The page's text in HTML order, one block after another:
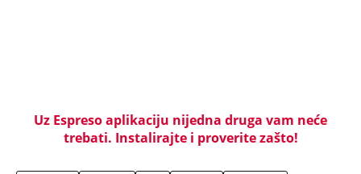
Uz Espreso aplikaciju nijedna druga vam neće
trebati. Instalirajte i proverite zašto!